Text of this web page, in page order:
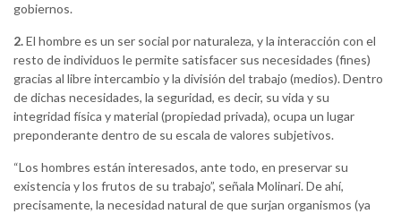
gobiernos.
2.El hombre es un ser social por naturaleza, y la interacción con el
resto de individuos le permite satisfacer sus necesidades (fines)
gracias al libre intercambio y la división del trabajo (medios). Dentro
de dichas necesidades, la seguridad, es decir, su vida y su
integridad física y material (propiedad privada), ocupa un lugar
preponderante dentro de su escala de valores subjetivos.
“Los hombres están interesados, ante todo, en preservar su
existencia y los frutos de su trabajo”, señala Molinari. De ahí,
precisamente, la necesidad natural de que surjan organismos (ya